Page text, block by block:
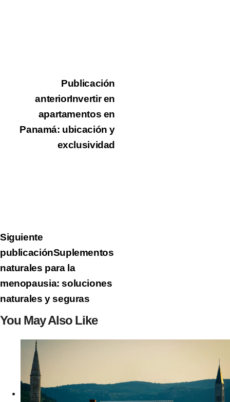
Publicación
anteriorInvertir en
apartamentos en
Panamá: ubicación y
exclusividad
Siguiente
publicaciónSuplementos
naturales para la
menopausia: soluciones
naturales y seguras
You May Also Like